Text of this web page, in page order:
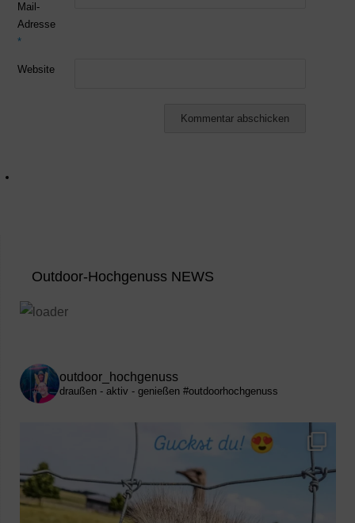
Mail-
Adresse
*
Website
Outdoor-Hochgenuss NEWS
outdoor_hochgenuss
draußen - aktiv - genießen #outdoorhochgenuss